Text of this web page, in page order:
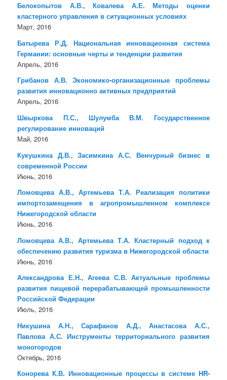
Белокопытов А.В., Ковалева А.Е. Методы оценки
кластерного управления в ситуационных условиях
Март, 2016
Батырева Р.Д. Национальная инновационная система
Германии: основные черты и тенденции развития
Апрель, 2016
Грибанов А.В. Экономико-организационные проблемы
развития инновационно активных предприятий
Апрель, 2016
Швыркова П.С., Шулумба В.М. Государственное
регулирование инноваций
Май, 2016
Кукушкина Д.В., Засимкина А.С. Венчурный бизнес в
современной России
Июнь, 2016
Ломовцева А.В., Артемьева Т.А. Реализация политики
импортозамещения в агропромышленном комплексе
Нижегородской области
Июнь, 2016
Ломовцева А.В., Артемьева Т.А. Кластерный подход к
обеспечению развития туризма в Нижегородской области
Июнь, 2016
Александрова Е.Н., Агеева С.В. Актуальные проблемы
развития пищевой перерабатывающей промышленности
Российской Федерации
Июль, 2016
Никушина А.Н., Сарафанов А.Д., Анастасова А.С.,
Павлова А.С. Инструменты территориального развития
моногородов
Октябрь, 2016
Конорева К.В. Инновационные процессы в системе HR-